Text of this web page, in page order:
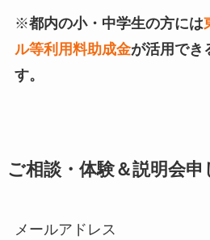
※都内の小・中学生の方には
ル等利用料助成金が活用でき
す。
ご相談・体験＆説明会申
メールアドレス